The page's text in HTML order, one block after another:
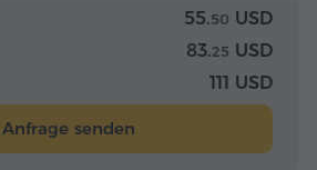
55.50 USD
83.25 USD
111 USD
Anfrage senden